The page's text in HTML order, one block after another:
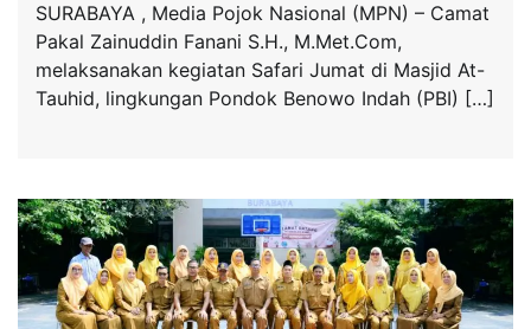
SURABAYA , Media Pojok Nasional (MPN) – Camat
Pakal Zainuddin Fanani S.H., M.Met.Com,
melaksanakan kegiatan Safari Jumat di Masjid At-
Tauhid, lingkungan Pondok Benowo Indah (PBI) […]